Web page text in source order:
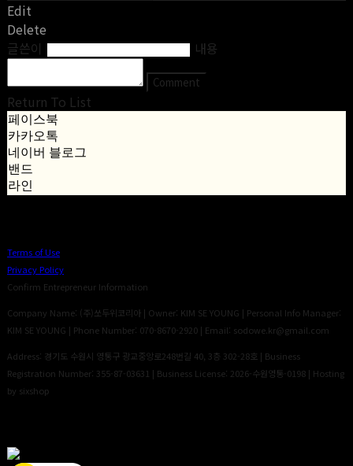
Edit
Delete
글쓴이
내용
Comment
Return To List
페이스북
카카오톡
네이버 블로그
밴드
라인
Terms of Use
Privacy Policy
Confirm Entrepreneur Information
Company Name: (주)쏘두위코리아 | Owner: KIM SE YOUNG | Personal Info Manager:
KIM SE YOUNG | Phone Number: 070-8670-2920 | Email: sodowe.kr@gmail.com
Address: 경기도 수원시 영통구 광교중앙로248번길 40, 3층 302-28호 | Business
Registration Number: 355-87-03631 | Business License: 2026-수원영통-0198 | Hosting
by sixshop